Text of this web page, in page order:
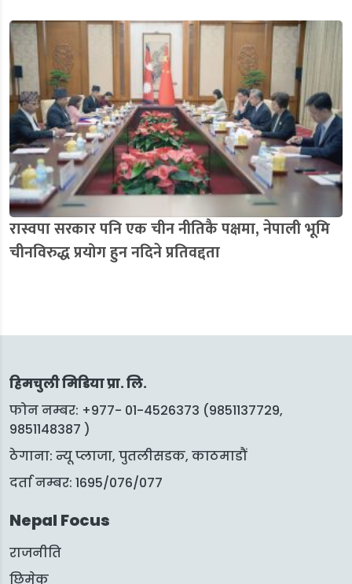
रास्वपा सरकार पनि एक चीन नीतिकै पक्षमा, नेपाली भूमि
चीनविरुद्ध प्रयोग हुन नदिने प्रतिवद्दता
हिमचुली मिडिया प्रा. लि.
फोन नम्बर: +977- 01-4526373 (9851137729,
9851148387 )
ठेगाना: न्यू प्लाजा, पुतलीसडक, काठमाडौं
दर्ता नम्बर: 1695/076/077
Nepal Focus
राजनीति
छिमेक